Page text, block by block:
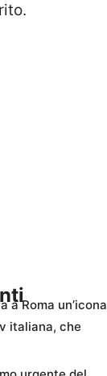
a Roma un’icona
italiana, che